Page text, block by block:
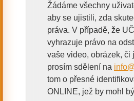
Žádáme všechny
aby se ujistili, zda
práva. V případě, že
vyhrazuje právo na
vaše video, obrázek, či
prosím sdělení na
tom o přesné
ONLINE, jež by mohl